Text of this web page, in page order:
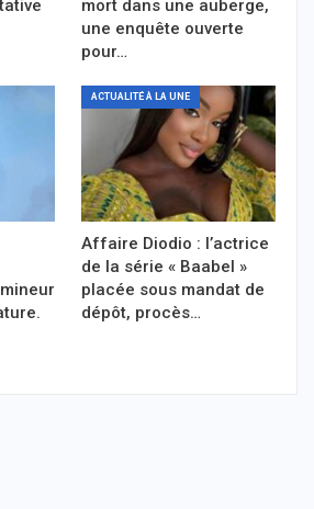
mort dans une auberge,
une enquête ouverte
pour…
ACTUALITÉ À LA UNE
Affaire Diodio : l’actrice
de la série « Baabel »
placée sous mandat de
dépôt, procès…